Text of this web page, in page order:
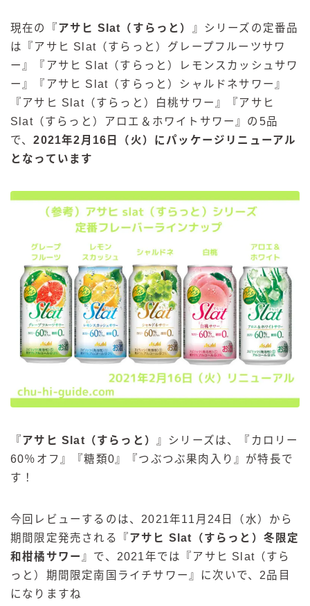
現在の『アサヒ Slat（すらっと）
』シリーズの定番品
は『アサヒ Slat（すらっと）グレープフルーツサワ
ー』『アサヒ Slat（すらっと）レモンスカッシュサワ
ー』『アサヒ Slat（すらっと）シャルドネサワー』
『アサヒ Slat（すらっと）白桃サワー』『アサヒ
Slat（すらっと）アロエ＆ホワイトサワー』の5品
で、2021年2月16日（火）にパッケージリニューアル
となっています
『アサヒ Slat（すらっと）
』シリーズは、『カロリー
60％オフ』『糖類0』『つぶつぶ果肉入り』が特長で
す！
今回レビューするのは、2021年11月24日（水）から
期間限定発売される『アサヒ Slat（すらっと）冬限定
和柑橘サワー 』で、2021年では『アサヒ Slat（すら
っと）期間限定南国ライチサワー』に次いで、2品目
になりますね